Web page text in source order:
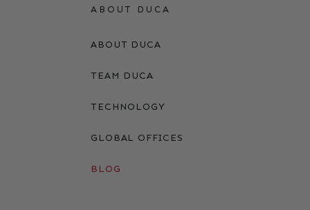
ABOUT DUCA
ABOUT DUCA
TEAM DUCA
TECHNOLOGY
GLOBAL OFFICES
BLOG